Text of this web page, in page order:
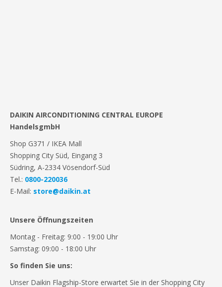
DAIKIN AIRCONDITIONING CENTRAL EUROPE
HandelsgmbH
Shop G371 / IKEA Mall
Shopping City Süd, Eingang 3
Südring, A-2334 Vösendorf-Süd
Tel.: 0800-220036
E-Mail: store@daikin.at
Unsere Öffnungszeiten
Montag - Freitag: 9:00 - 19:00 Uhr
Samstag: 09:00 - 18:00 Uhr
So finden Sie uns:
Unser Daikin Flagship-Store erwartet Sie in der Shopping City